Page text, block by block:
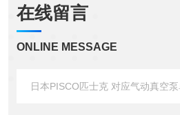
在线留言
ONLINE MESSAGE